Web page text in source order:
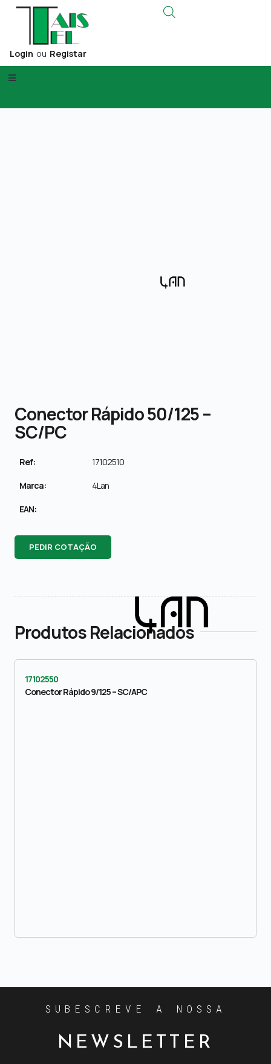
Login ou Registar
Conector Rápido 50/125 –
SC/PC
Ref: 17102510
Marca: 4Lan
EAN:
PEDIR COTAÇÃO
Produtos Relacionados
17102550
Conector Rápido 9/125 – SC/APC
SUBESCREVE A NOSSA
NEWSLETTER